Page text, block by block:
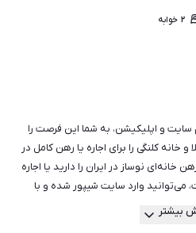
۲ خوابه
سایت و اپلیکیشن، به شما این فرصت را
و خانه کلنگی را برای اجاره یا رهن کامل در
خانه‌ای نوساز در ایران را دارید یا اجاره
می‌توانید وارد سایت شیپور شده و با
مناسب‌ترین ملک را برای خود بیابید.
بیشتر